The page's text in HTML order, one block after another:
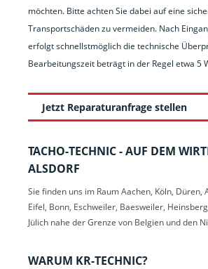
möchten. Bitte achten Sie dabei auf eine
Transportschäden zu vermeiden. Nach
erfolgt schnellstmöglich die technische
Bearbeitungszeit beträgt in der Regel etwa 5
Jetzt Reparaturanfrage stellen
TACHO-TECHNIC - AUF DEM
ALSDORF
Sie finden uns im Raum Aachen, Köln, Düren,
Eifel, Bonn, Eschweiler, Baesweiler,
Jülich nahe der Grenze von Belgien und den
WARUM KR-TECHNIC?